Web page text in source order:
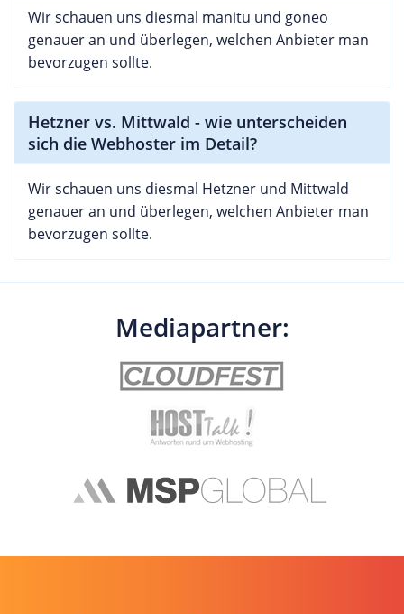
Wir schauen uns diesmal manitu und goneo
genauer an und überlegen, welchen Anbieter man
bevorzugen sollte.
Hetzner vs. Mittwald - wie unterscheiden
sich die Webhoster im Detail?
Wir schauen uns diesmal Hetzner und Mittwald
genauer an und überlegen, welchen Anbieter man
bevorzugen sollte.
Mediapartner: